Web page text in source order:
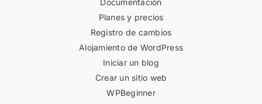
Documentación
Planes y precios
Registro de cambios
Alojamiento de WordPress
Iniciar un blog
Crear un sitio web
WPBeginner